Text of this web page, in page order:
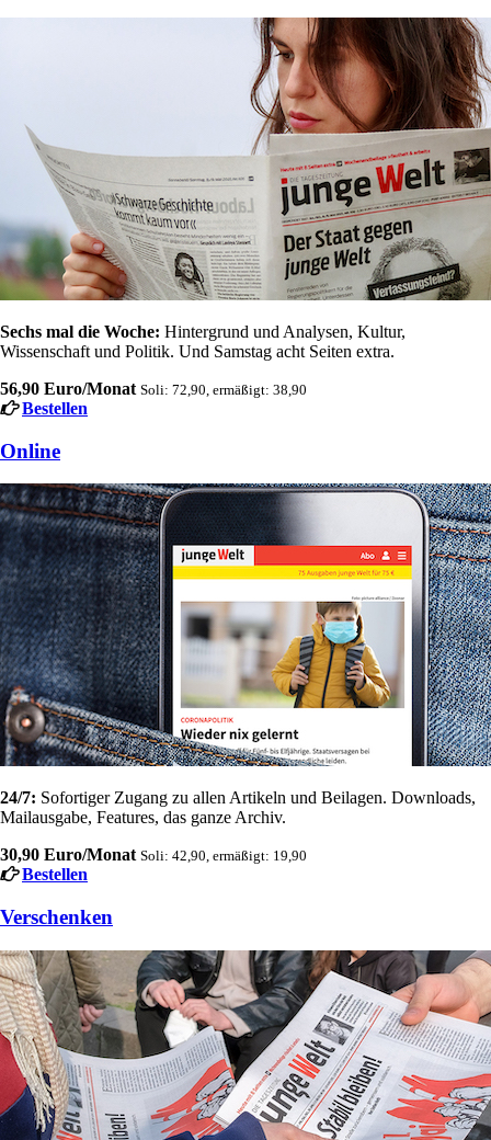
Sechs mal die Woche: Hintergrund und Analysen, Kultur,
Wissenschaft und Politik. Und Samstag acht Seiten extra.
56,90 Euro/Monat Soli: 72,90, ermäßigt: 38,90
Bestellen
Online
24/7: Sofortiger Zugang zu allen Artikeln und Beilagen. Downloads,
Mailausgabe, Features, das ganze Archiv.
30,90 Euro/Monat Soli: 42,90, ermäßigt: 19,90
Bestellen
Verschenken